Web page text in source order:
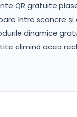
QR gratuite
între scanare și
dinamice
elimină acea